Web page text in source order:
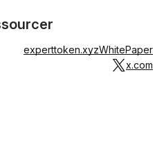
experttoken.xyzWhitePaper
x.com